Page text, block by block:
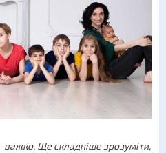
Ще складніше зрозуміти,